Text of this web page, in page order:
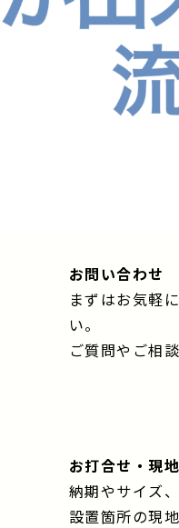
お問い合わせ
まずはお気軽
い。
ご質問やご相
お打合せ・現
納期やサイズ
設置箇所の現